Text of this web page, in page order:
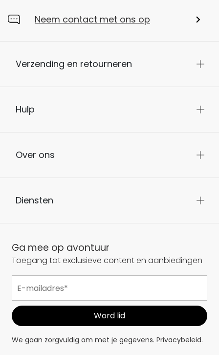
Neem contact met ons op
Verzending en retourneren
Hulp
Over ons
Diensten
Ga mee op avontuur
Toegang tot exclusieve content en aanbiedingen
We gaan zorgvuldig om met je gegevens. Privacybeleid.